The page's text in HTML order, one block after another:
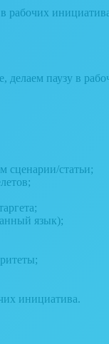
рабочих
делаем паузу в
сценарии/статьи;
язык);
инициатива.